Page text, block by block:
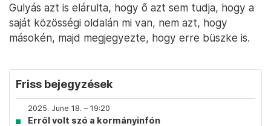
Gulyás azt is elárulta, hogy ő azt sem tudja, hogy a
saját közösségi oldalán mi van, nem azt, hogy
másokén, majd megjegyezte, hogy erre büszke is.
Friss bejegyzések
2025. June 18. – 19:20
Erről volt szó a kormányinfón